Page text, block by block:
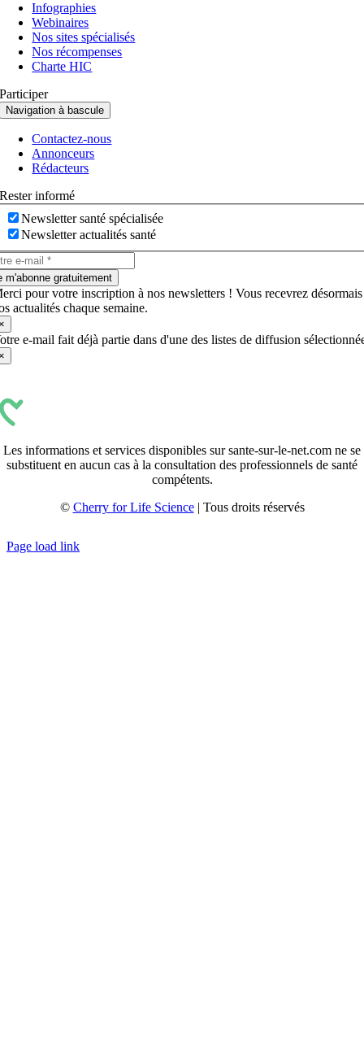
Infographies
Webinaires
Nos sites spécialisés
Nos récompenses
Charte HIC
Participer
Navigation à bascule
Contactez-nous
Annonceurs
Rédacteurs
Rester informé
Newsletter santé spécialisée
Newsletter actualités santé
m'abonne gratuitement
pour votre inscription à nos newsletters ! Vous recevrez désormais
actualités chaque semaine.
e-mail fait déjà partie dans d'une des listes de diffusion
Les informations et services disponibles sur sante-sur-le-net.com ne se
substituent en aucun cas à la consultation des professionnels de santé
compétents.
© Cherry for Life Science| Tous droits réservés
Page load link